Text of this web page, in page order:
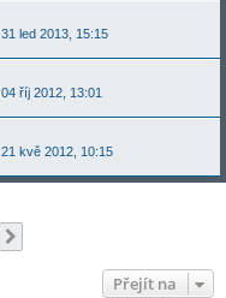
31 led 2013, 15:15
04 říj 2012, 13:01
21 kvě 2012, 10:15
Přejít na